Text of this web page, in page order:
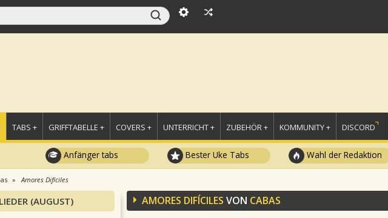
TABS + GRIFFTABELLE + COVERS + UNTERRICHT + ZUBEHÖR + KOMMUNITY + DISCORD
Anfänger tabs Bester Uke Tabs Wahl der Redaktion
Amores Difíciles
AMORES DIFÍCILES VON CABAS
(AUGUST)